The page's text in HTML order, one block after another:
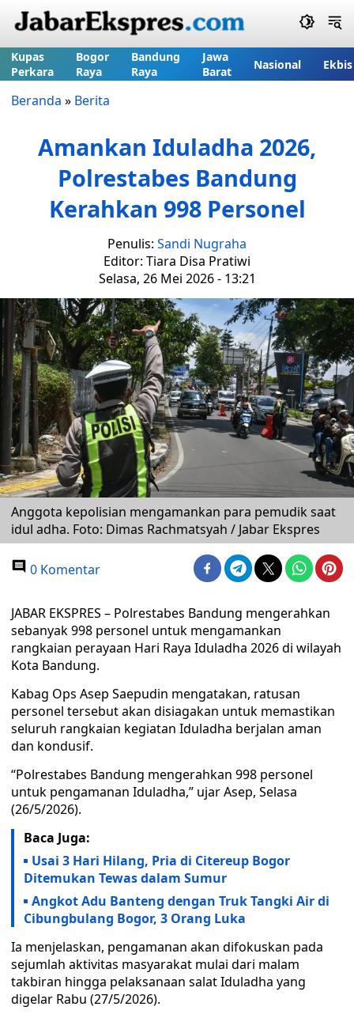
Kupas
Perkara
Bogor
Raya
Bandung
Raya
Jawa
Barat
Nasional Ekbis
Beranda » Berita
Amankan Iduladha 2026,
Polrestabes Bandung
Kerahkan 998 Personel
Penulis: Sandi Nugraha
Editor: Tiara Disa Pratiwi
Selasa, 26 Mei 2026 - 13:21
Anggota kepolisian mengamankan para pemudik saat
idul adha. Foto: Dimas Rachmatsyah / Jabar Ekspres
0 Komentar
JABAR EKSPRES – Polrestabes Bandung mengerahkan
sebanyak 998 personel untuk mengamankan
rangkaian perayaan Hari Raya Iduladha 2026 di wilayah
Kota Bandung.
Kabag Ops Asep Saepudin mengatakan, ratusan
personel tersebut akan disiagakan untuk memastikan
seluruh rangkaian kegiatan Iduladha berjalan aman
dan kondusif.
“Polrestabes Bandung mengerahkan 998 personel
untuk pengamanan Iduladha,” ujar Asep, Selasa
(26/5/2026).
Baca Juga:
Usai 3 Hari Hilang, Pria di Citereup Bogor
Ditemukan Tewas dalam Sumur
Angkot Adu Banteng dengan Truk Tangki Air di
Cibungbulang Bogor, 3 Orang Luka
Ia menjelaskan, pengamanan akan difokuskan pada
sejumlah aktivitas masyarakat mulai dari malam
takbiran hingga pelaksanaan salat Iduladha yang
digelar Rabu (27/5/2026).